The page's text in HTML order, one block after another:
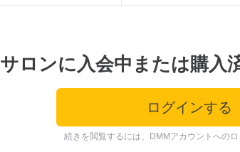
サロンに入会中または購入
ログインする
続きを閲覧するには、DMMアカウントへのロ